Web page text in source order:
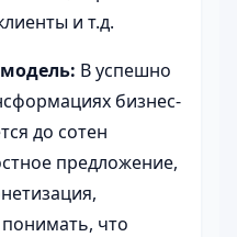
и т.д.
В успешно
бизнес-
до сотен
предложение,
что